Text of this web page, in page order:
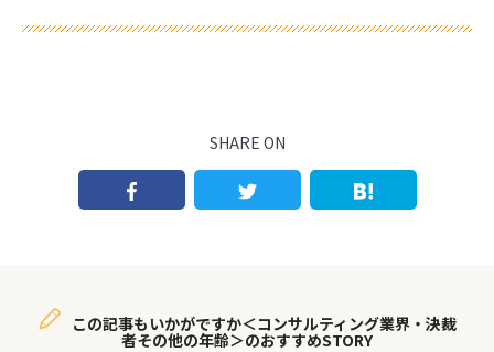
SHARE ON
この記事もいかがですか＜コンサルティング業界・決裁
者その他の年齢＞のおすすめSTORY